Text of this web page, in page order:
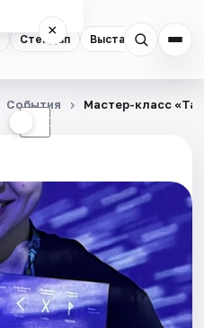
Стендап Выставки
×
☾
События Мастер-класс